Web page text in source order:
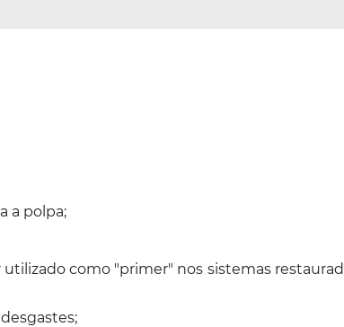
a polpa;
como "primer" nos sistemas